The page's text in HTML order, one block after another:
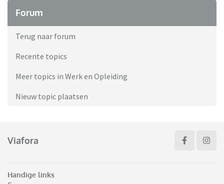
Forum
Terug naar forum
Recente topics
Meer topics in Werk en Opleiding
Nieuw topic plaatsen
Viafora
Handige links